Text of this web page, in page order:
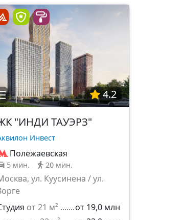
4.2
"ИНДИ ТАУЭРЗ"
Инвест
Полежаевская
5 мин. 20 мин.
ул. Куусинена / ул.
от 21 м²
от 19,0 млн